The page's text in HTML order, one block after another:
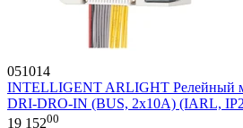
051014
INTELLIGENT ARLIGHT Релейный
DRI-DRO-IN (BUS, 2x10A) (IARL,
19 15200